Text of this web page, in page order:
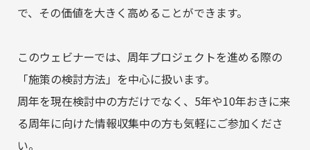
セキュリティ方針
IS factory magazine SDGsプロジェクト
で、その価値を大きく高めることができます。
このウェビナーでは、周年プロジェクトを進める際の
「施策の検討方法」を中心に扱います。
周年を現在検討中の方だけでなく、5年や10年おきに来
る周年に向けた情報収集中の方も気軽にご参加くださ
い。